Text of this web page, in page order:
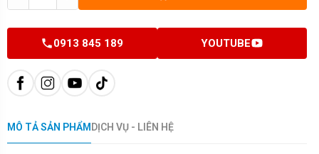
0913 845 189 YOUTUBE
MÔ TẢ SẢN PHẨM DỊCH VỤ - LIÊN HỆ